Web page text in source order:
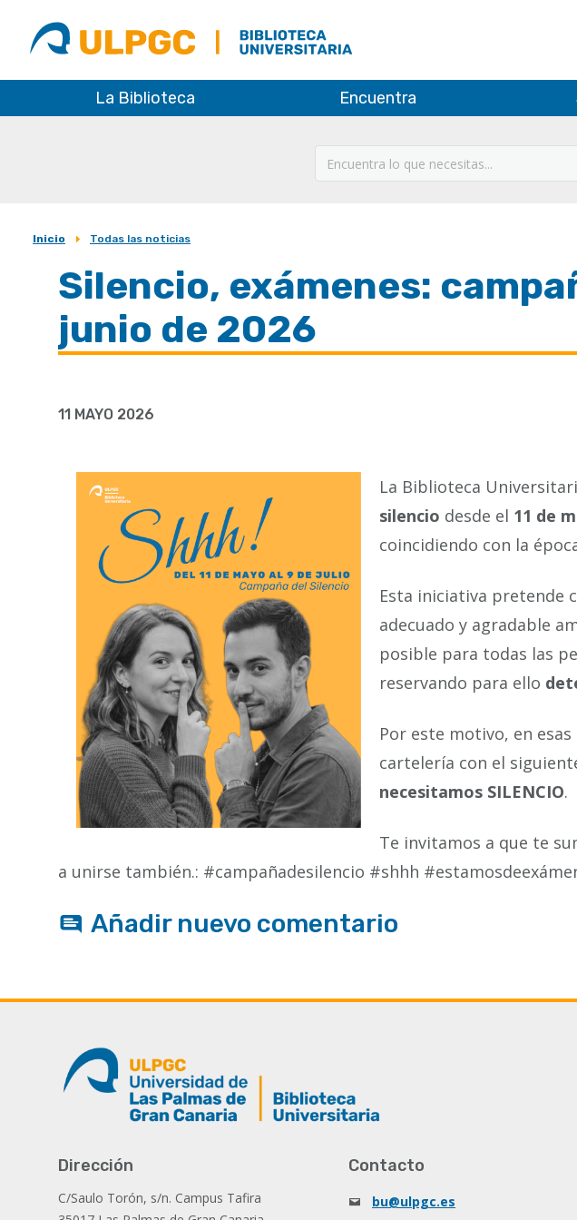
ULPGC
Biblioteca
ULPGC
La Biblioteca Encuentra
Sobrescribir
enlaces
ayuda
Inicio Todas las noticias
Silencio, exámenes:
junio de 2026
11 MAYO 2026
La Biblioteca
silencio desde el 11 de
coincidiendo con la
Esta iniciativa pretende
adecuado y agradable
posible para todas las
reservando para ello
Por este motivo, en
cartelería con el
necesitamos SILENCIO.
Te invitamos a que te
a unirse también.: #campañadesilencio #shhh
Añadir nuevo comentario
Dirección
C/Saulo Torón, s/n. Campus Tafira
Contacto
bu@ulpgc.es